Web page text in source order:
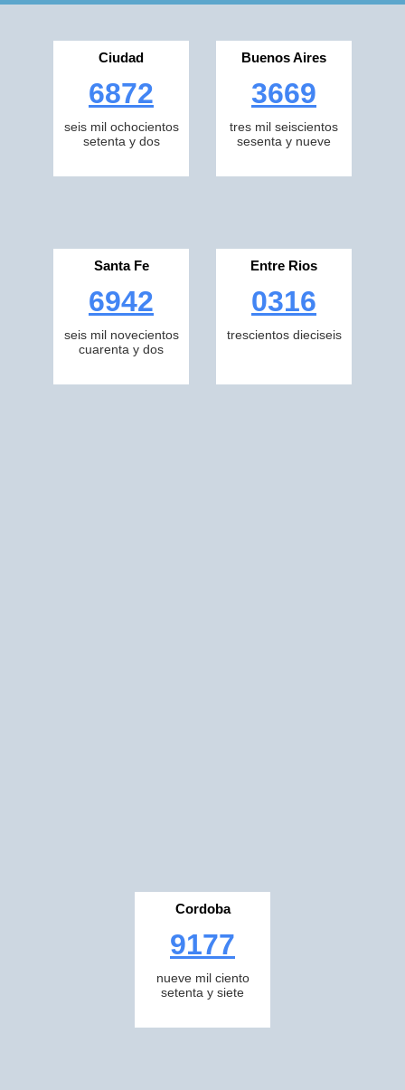
Ciudad
6872
seis mil ochocientos
setenta y dos
Buenos Aires
3669
tres mil seiscientos
sesenta y nueve
Santa Fe
6942
seis mil novecientos
cuarenta y dos
Entre Rios
0316
trescientos dieciseis
Cordoba
9177
nueve mil ciento
setenta y siete